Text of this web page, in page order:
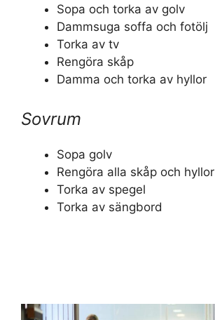
Sopa och torka av golv
Dammsuga soffa och fotölj
Torka av tv
Rengöra skåp
Damma och torka av hyllor
Sovrum
Sopa golv
Rengöra alla skåp och hyllor
Torka av spegel
Torka av sängbord